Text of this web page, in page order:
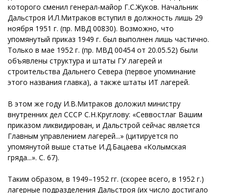
которого сменил генерал-майор Г.С.Жуков. Начальник
Дальстроя И.Л.Митраков вступил в должность лишь 29
ноября 1951 г. (пр. МВД 00830). Возможно, что
упомянутый приказ 1949 г. был выполнен лишь частично.
Только в мае 1952 г. (пр. МВД 00454 от 20.05.52) были
объявлены структура и штаты ГУ лагерей и
строительства Дальнего Севера (первое упоминание
этого названия главка), а также штаты ИТ лагерей.
В этом же году И.В.Митраков доложил министру
внутренних дел СССР С.Н.Круглову: «Севвостлаг Вашим
приказом ликвидирован, и Дальстрой сейчас является
Главным управлением лагерей...» (цитируется по
упомянутой выше статье И.Д.Бацаева «Колымская
гряда...». С. 67).
Таким образом, в 1949–1952 гг. (скорее всего, в 1952 г.)
лагерные подразделения Дальстроя (их число достигало